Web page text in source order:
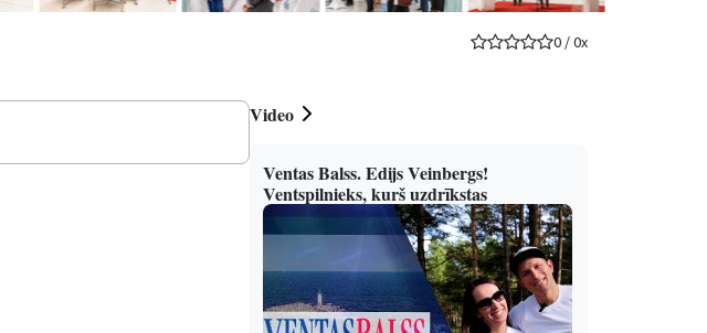
0/0x
Video
Ventas Balss. Edijs Veinbergs!
Ventspilnieks, kurš uzdrīkstas